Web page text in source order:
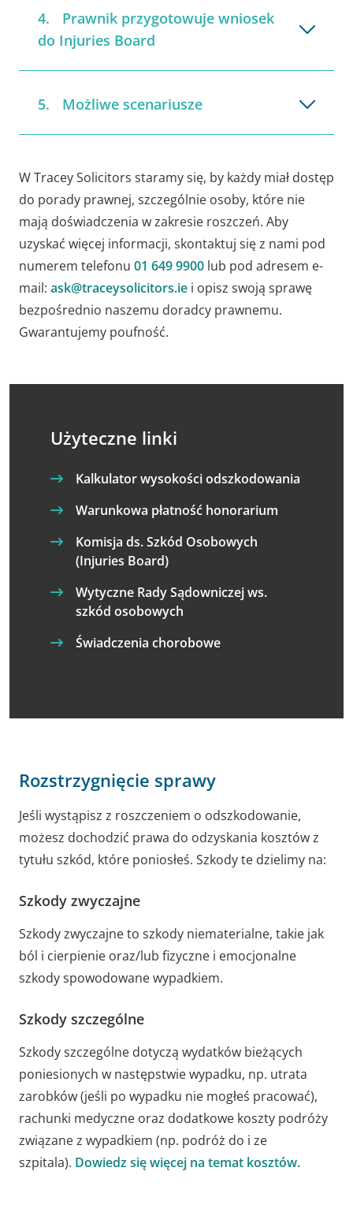
Prawnik przygotowuje wniosek
do Injuries Board
Możliwe scenariusze
W Tracey Solicitors staramy się, by każdy miał dostęp
do porady prawnej, szczególnie osoby, które nie
mają doświadczenia w zakresie roszczeń. Aby
uzyskać więcej informacji, skontaktuj się z nami pod
numerem telefonu 01 649 9900 lub pod adresem e-
mail: ask@traceysolicitors.ie i opisz swoją sprawę
bezpośrednio naszemu doradcy prawnemu.
Gwarantujemy poufność.
Użyteczne linki
Kalkulator wysokości odszkodowania
Warunkowa płatność honorarium
Komisja ds. Szkód Osobowych
(Injuries Board)
Wytyczne Rady Sądowniczej ws.
szkód osobowych
Świadczenia chorobowe
Rozstrzygnięcie sprawy
Jeśli wystąpisz z roszczeniem o odszkodowanie,
możesz dochodzić prawa do odzyskania kosztów z
tytułu szkód, które poniosłeś. Szkody te dzielimy na:
Szkody zwyczajne
Szkody zwyczajne to szkody niematerialne, takie jak
ból i cierpienie oraz/lub fizyczne i emocjonalne
szkody spowodowane wypadkiem.
Szkody szczególne
Szkody szczególne dotyczą wydatków bieżących
poniesionych w następstwie wypadku, np. utrata
zarobków (jeśli po wypadku nie mogłeś pracować),
rachunki medyczne oraz dodatkowe koszty podróży
związane z wypadkiem (np. podróż do i ze
szpitala). Dowiedz się więcej na temat kosztów.